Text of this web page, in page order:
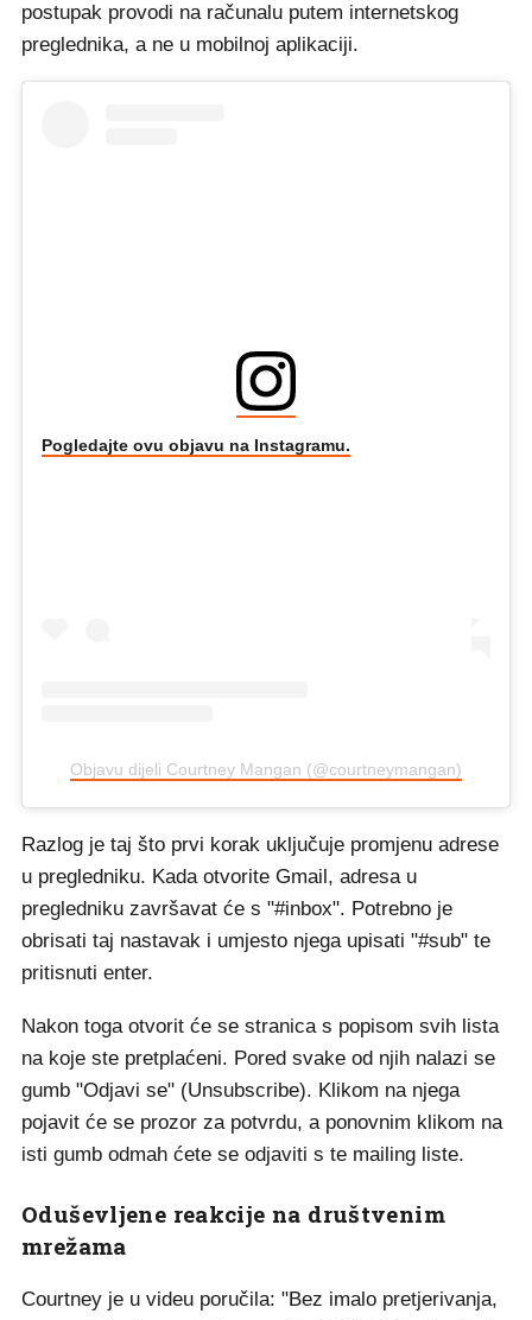
postupak provodi na računalu putem internetskog
preglednika, a ne u mobilnoj aplikaciji.
Pogledajte ovu objavu na Instagramu.
Objavu dijeli Courtney Mangan (@courtneymangan)
Razlog je taj što prvi korak uključuje promjenu adrese
u pregledniku. Kada otvorite Gmail, adresa u
pregledniku završavat će s "#inbox". Potrebno je
obrisati taj nastavak i umjesto njega upisati "#sub" te
pritisnuti enter.
Nakon toga otvorit će se stranica s popisom svih lista
na koje ste pretplaćeni. Pored svake od njih nalazi se
gumb "Odjavi se" (Unsubscribe). Klikom na njega
pojavit će se prozor za potvrdu, a ponovnim klikom na
isti gumb odmah ćete se odjaviti s te mailing liste.
Oduševljene reakcije na društvenim
mrežama
Courtney je u videu poručila: "Bez imalo pretjerivanja,